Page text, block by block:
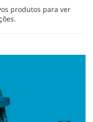
produtos para ver